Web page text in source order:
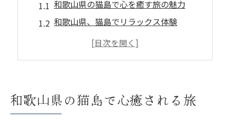
和歌山県の猫島で心を癒す旅の魅力
和歌山県、猫島でリラックス体験
和歌山県の猫と自然の調和を楽しむ
猫好き必見！和歌山の猫島探訪
和歌山県の猫島で心癒される旅